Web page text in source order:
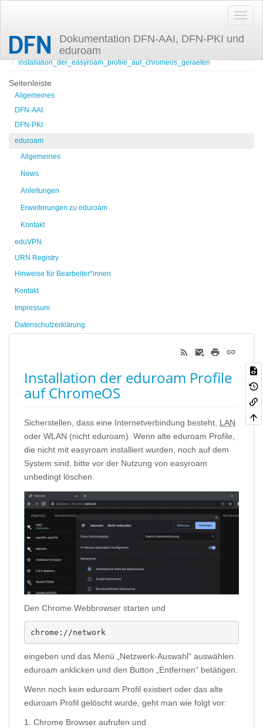
Dokumentation DFN-AAI, DFN-PKI und
eduroam
Zuletzt angesehen
installation_der_easyroam_profile_auf_chromeos_geraeten
Seitenleiste
Allgemeines
DFN-AAI
DFN-PKI
eduroam
Allgemeines
News
Anleitungen
Erweiterungen zu eduroam
Kontakt
eduVPN
URN Registry
Hinweise für Bearbeiter*innen
Kontakt
Impressum
Datenschutzerklärung
Installation der eduroam Profile
auf ChromeOS
Sicherstellen, dass eine Internetverbindung besteht, LAN
oder WLAN (nicht eduroam). Wenn alte eduroam Profile,
die nicht mit easyroam installiert wurden, noch auf dem
System sind, bitte vor der Nutzung von easyroam
unbedingt löschen.
Den Chrome Webbrowser starten und
chrome://network
eingeben und das Menü „Netzwerk-Auswahl“ auswählen.
eduroam anklicken und den Button „Entfernen“ betätigen.
Wenn noch kein eduroam Profil existiert oder das alte
eduroam Profil gelöscht wurde, geht man wie folgt vor:
1. Chrome Browser aufrufen und